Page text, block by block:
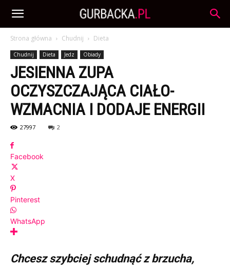
Strona główna Chudnij Dieta
Chudnij Dieta Jedz Obiady
JESIENNA ZUPA
OCZYSZCZAJĄCA CIAŁO-
WZMACNIA I DODAJE ENERGII
27997 2
Facebook
X
Pinterest
WhatsApp
Chcesz szybciej schudnąć z brzucha,